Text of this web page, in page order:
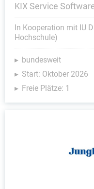
KIX Service
In Kooperation mit IU
Hochschule)
bundesweit
Start: Oktober 2026
Freie Plätze: 1